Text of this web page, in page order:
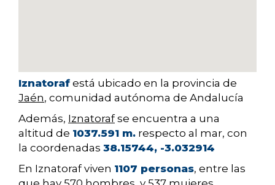
Iznatoraf está ubicado en la provincia de
Jaén, comunidad autónoma de Andalucía
Además, Iznatorafse encuentra a una
altitud de 1037.591 m. respecto al mar, con
la coordenadas 38.15744, -3.032914
En Iznatoraf viven 1107 personas, entre las